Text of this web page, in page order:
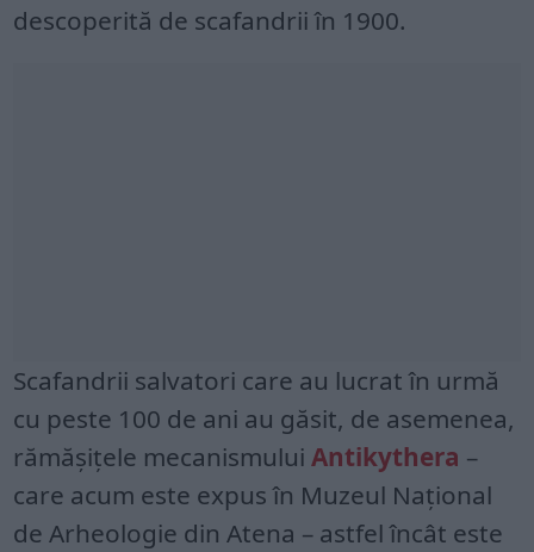
descoperită de scafandrii în 1900.
Scafandrii salvatori care au lucrat în urmă
cu peste 100 de ani au găsit, de asemenea,
rămășițele mecanismuluiAntikythera –
care acum este expus în Muzeul Național
de Arheologie din Atena – astfel încât este